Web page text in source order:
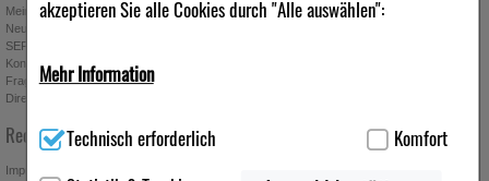
akzeptieren Sie alle Cookies durch "Alle auswählen":
Mehr Information
für die Grundfunktionen unserer Website notwendig sind (z.B.
Technisch erforderlich
Komfort
Mein Merkzettel
Neuregistrierung
SEPA-Empfängerüberprüfung
Kontakt
Fragen & Antworten
Direktbestellung
Presseportal
Rechtliches
Impressum
Newsletter anmelden & Vorteile